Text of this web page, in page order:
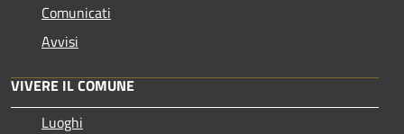
Comunicati
Avvisi
VIVERE IL COMUNE
Luoghi